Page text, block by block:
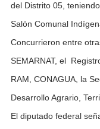
del Distrito 05,
Salón Comunal
Concurrieron entre
SEMARNAT, el
RAM, CONAGUA, la
Desarrollo Agrario,
El diputado federal